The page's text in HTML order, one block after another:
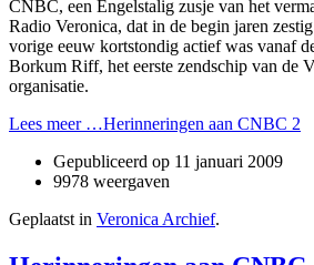
CNBC, een Engelstalig zusje van het
Radio Veronica, dat in de begin jaren
vorige eeuw kortstondig actief was vanaf
Borkum Riff, het eerste zendschip van de
organisatie.
Lees meer …Herinneringen aan CNBC 2
Gepubliceerd op 11 januari 2009
9978 weergaven
Geplaatst in Veronica Archief.